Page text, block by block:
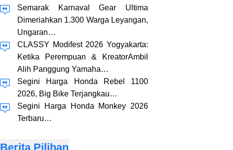
Semarak Karnaval Gear Ultima
Dimeriahkan 1.300 Warga Leyangan,
Ungaran…
CLASSY Modifest 2026 Yogyakarta:
Ketika Perempuan & KreatorAmbil
Alih Panggung Yamaha…
Segini Harga Honda Rebel 1100
2026, Big Bike Terjangkau…
Segini Harga Honda Monkey 2026
Terbaru…
Berita Pilihan